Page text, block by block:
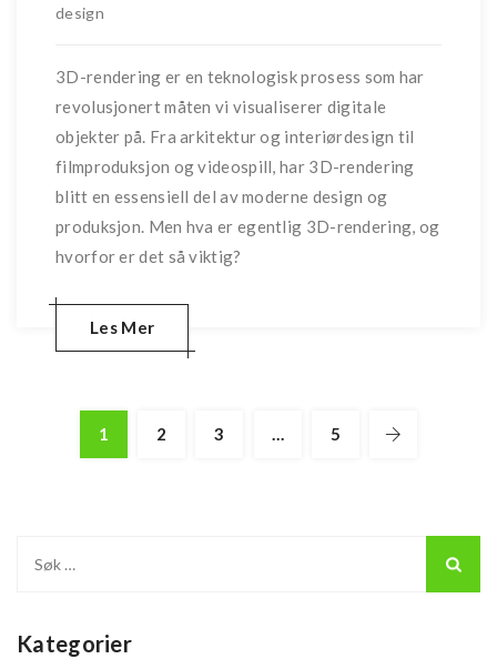
design
3D-rendering er en teknologisk prosess som har
revolusjonert måten vi visualiserer digitale
objekter på. Fra arkitektur og interiørdesign til
filmproduksjon og videospill, har 3D-rendering
blitt en essensiell del av moderne design og
produksjon. Men hva er egentlig 3D-rendering, og
hvorfor er det så viktig?
Les Mer
1 2 3 … 5
Kategorier